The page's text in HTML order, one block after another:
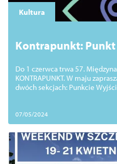
Kultura
Kontrapunkt:
Do 1 czerwca trwa 57.
KONTRAPUNKT. W maju
dwóch sekcjach: Punkcie
07/05/2024